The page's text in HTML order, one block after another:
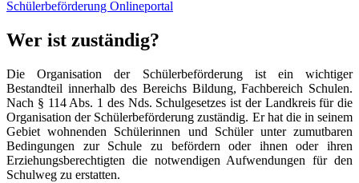
Schülerbeförderung Onlineportal
Wer ist zuständig?
Die Organisation der Schülerbeförderung ist ein wichtiger
Bestandteil innerhalb des Bereichs Bildung, Fachbereich Schulen.
Nach § 114 Abs. 1 des Nds. Schulgesetzes ist der Landkreis für die
Organisation der Schülerbeförderung zuständig. Er hat die in seinem
Gebiet wohnenden Schülerinnen und Schüler unter zumutbaren
Bedingungen zur Schule zu befördern oder ihnen oder ihren
Erziehungsberechtigten die notwendigen Aufwendungen für den
Schulweg zu erstatten.